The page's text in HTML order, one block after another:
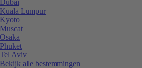
Dubai
Kuala Lumpur
Kyoto
Muscat
Osaka
Phuket
Tel Aviv
Bekijk alle bestemmingen